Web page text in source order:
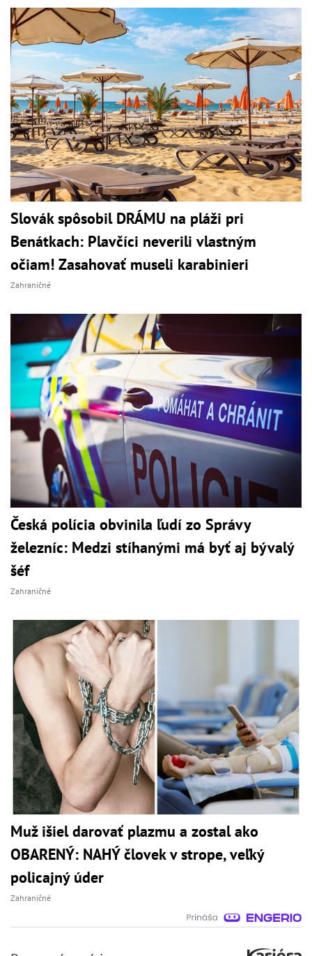
Slovák spôsobil DRÁMU na pláži pri
Benátkach: Plavčíci neverili vlastným
očiam! Zasahovať museli karabinieri
Zahraničné
Česká polícia obvinila ľudí zo Správy
železníc: Medzi stíhanými má byť aj bývalý
šéf
Zahraničné
Muž išiel darovať plazmu a zostal ako
OBARENÝ: NAHÝ človek v strope, veľký
policajný úder
Zahraničné